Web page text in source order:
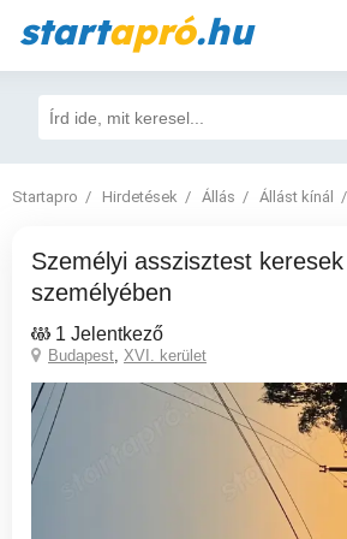
startapró.hu
Startapro Hirdetések Állás Állást kínál
Személyi asszisztest keresek i fiatal hölgy
személyében
1 Jelentkező
Budapest, XVI. kerület